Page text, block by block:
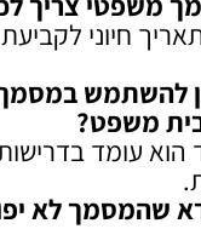
חיוני
להשתמש
משפט?
הוא עומד
שהמסמך לא